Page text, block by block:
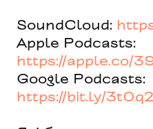
SoundCloud:
Apple Podcasts:
https://apple.co/
Google Podcasts:
https://bit.ly/